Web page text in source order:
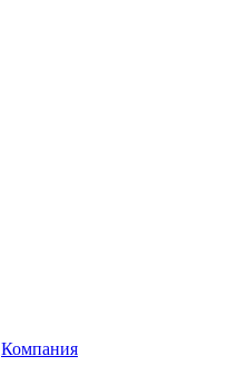
Компания